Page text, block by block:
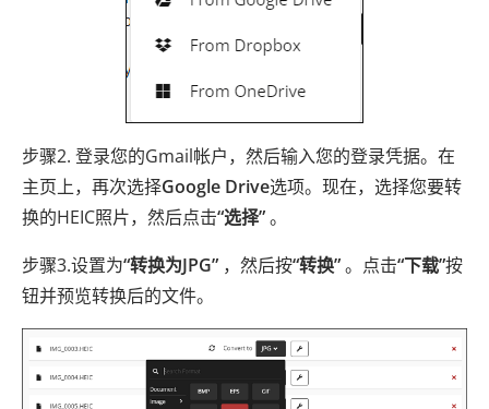
步骤2. 登录您的Gmail帐户，然后输入您的登录凭据。在
主页上，再次选择Google Drive选项。现在，选择您要转
换的HEIC照片，然后点击“选择”。
步骤3.设置为“转换为JPG” ，然后按“转换”。点击“下载”按
钮并预览转换后的文件。